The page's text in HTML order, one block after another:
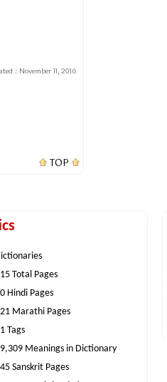
: November 11, 2016
TOP
Total Pages
Hindi Pages
Marathi Pages
Tags
Meanings in Dictionary
Sanskrit Pages